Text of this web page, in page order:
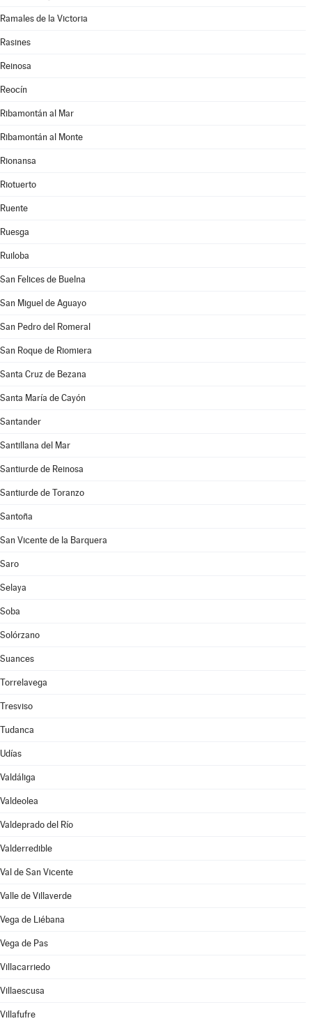
Ramales de la Victoria
Rasines
Reinosa
Reocín
Ribamontán al Mar
Ribamontán al Monte
Rionansa
Riotuerto
Ruente
Ruesga
Ruiloba
San Felices de Buelna
San Miguel de Aguayo
San Pedro del Romeral
San Roque de Riomiera
Santa Cruz de Bezana
Santa María de Cayón
Santander
Santillana del Mar
Santiurde de Reinosa
Santiurde de Toranzo
Santoña
San Vicente de la Barquera
Saro
Selaya
Soba
Solórzano
Suances
Torrelavega
Tresviso
Tudanca
Udías
Valdáliga
Valdeolea
Valdeprado del Río
Valderredible
Val de San Vicente
Valle de Villaverde
Vega de Liébana
Vega de Pas
Villacarriedo
Villaescusa
Villafufre